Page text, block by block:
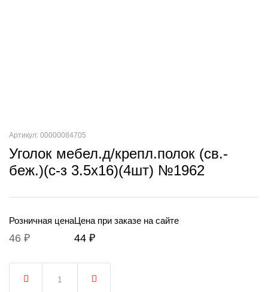
Артикул: 00000084705
Уголок мебел.д/крепл.полок (св.-
беж.)(с-з 3.5х16)(4шт) №1962
Розничная цена
46 ₽
Цена при заказе на сайте
44 ₽